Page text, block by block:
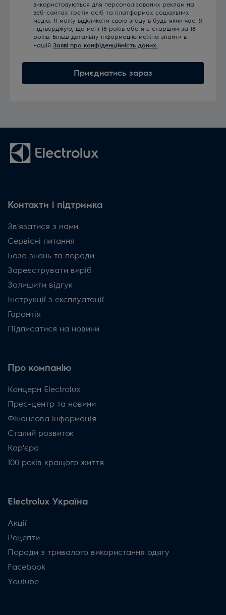
використовуються для персоналізованих реклам на
веб-сайтах третіх осіб та платформах соціальних
медіа. Я можу відкликати свою згоду в будь-який час. Я
підтверджую, що мені 18 років або я є старшим за 18
років. Більш детальну інформацію можна знайти в
нашій Заяві про конфіденційність даних.
Приєднатись зараз
Контакти і підтримка
Зв'язатися з нами
Сервісні питання
База знань та поради
Зареєструвати виріб
Залишити відгук
Інструкції з експлуатації
Гарантія
Підписатися на новини
Про компанію
Концерн Electrolux
Прес-центр та новини
Фінансова інформація
Сталий розвиток
Кар'єра
100 років кращого життя
Electrolux Україна
Акції
Рецепти
Поради з тривалого використання одягу
Facebook
Youtube